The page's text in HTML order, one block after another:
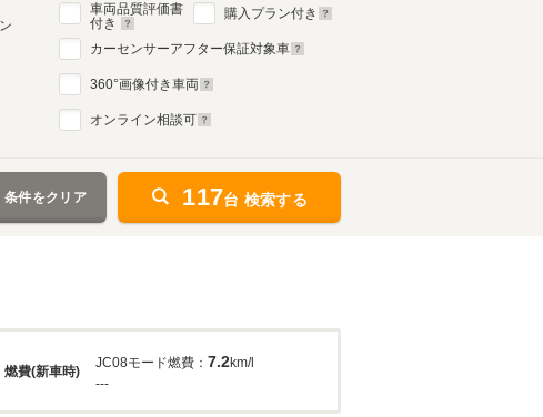
車両品質評価書
付き
購入プラン付き
カーセンサーアフター保証対象車
360°画像付き車両
オンライン相談可
条件をクリア 117台 検索する
燃費(新車時)
JC08モード燃費： 7.2km/l
---